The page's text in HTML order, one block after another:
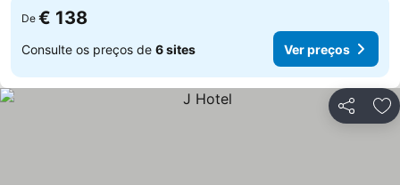
De € 138
Consulte os preços de 6 sites Ver preços
Partilhar